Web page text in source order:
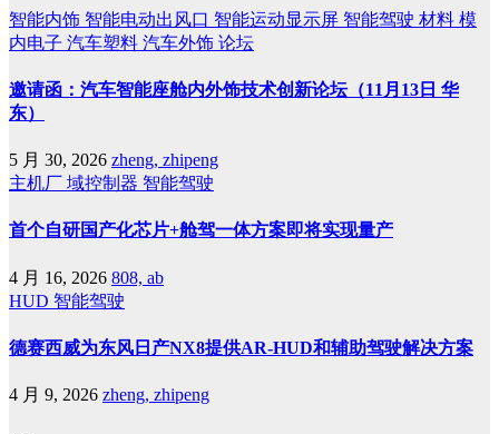
智能内饰 智能电动出风口 智能运动显示屏 智能驾驶 材料 模
内电子 汽车塑料 汽车外饰 论坛
邀请函：汽车智能座舱内外饰技术创新论坛（11月13日 华
东）
5 月 30, 2026 zheng, zhipeng
主机厂 域控制器 智能驾驶
首个自研国产化芯片+舱驾一体方案即将实现量产
4 月 16, 2026 808, ab
HUD 智能驾驶
德赛西威为东风日产NX8提供AR-HUD和辅助驾驶解决方案
4 月 9, 2026 zheng, zhipeng